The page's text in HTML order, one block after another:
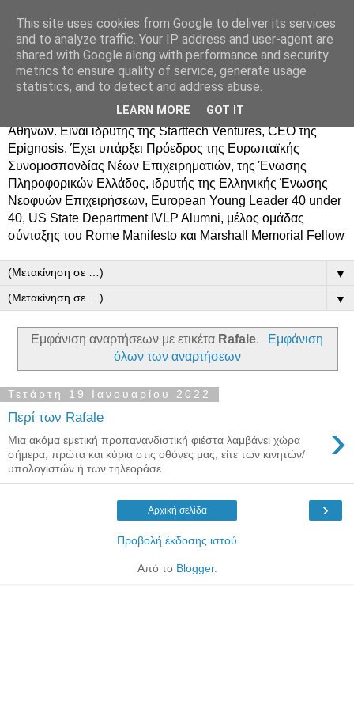
Δημήτρης Τσίγκος
Ο Δημήτρης Τσίγκος γεννήθηκε στον Ασπρόπυργο.
Σπούδασε Επιστήμη Υπολογιστών στο Πανεπιστήμιο
Κρήτης, πήρε MBA από το Οικονομικό Πανεπιστήμιο
Αθηνών. Είναι ιδρυτής της Starttech Ventures, CEO της
Epignosis. Έχει υπάρξει Πρόεδρος της Ευρωπαϊκής
Συνομοσπονδίας Νέων Επιχειρηματιών, της Ένωσης
Πληροφορικών Ελλάδος, ιδρυτής της Ελληνικής Ένωσης
Νεοφυών Επιχειρήσεων, European Young Leader 40 under
40, US State Department IVLP Alumni, μέλος ομάδας
σύνταξης του Rome Manifesto και Marshall Memorial Fellow
▼
▼
Εμφάνιση αναρτήσεων με ετικέτα Rafale.
Εμφάνιση
όλων των αναρτήσεων
Τετάρτη 19 Ιανουαρίου 2022
Περί των Rafale ›
Μια ακόμα εμετική προπανανδιστική φιέστα λαμβάνει χώρα
σήμερα, πρώτα και κύρια στις οθόνες μας, είτε των κινητών/
υπολογιστών ή των τηλεοράσε...
›
Αρχική σελίδα
Προβολή έκδοσης ιστού
Από το Blogger.
This site uses cookies from Google to deliver its services
and to analyze traffic. Your IP address and user-agent are
shared with Google along with performance and security
metrics to ensure quality of service, generate usage
statistics, and to detect and address abuse.
LEARN MORE GOT IT